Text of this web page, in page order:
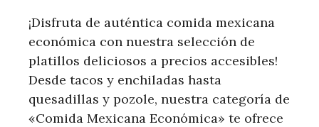
¡Disfruta de auténtica comida mexicana
económica con nuestra selección de
platillos deliciosos a precios accesibles!
Desde tacos y enchiladas hasta
quesadillas y pozole, nuestra categoría de
«Comida Mexicana Económica» te ofrece